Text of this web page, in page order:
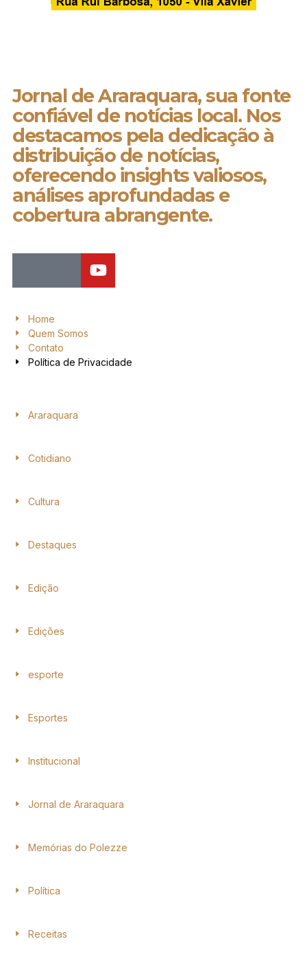
Jornal de Araraquara, sua fonte
confiável de notícias local. Nos
destacamos pela dedicação à
distribuição de notícias,
oferecendo insights valiosos,
análises aprofundadas e
cobertura abrangente.
Home
Quem Somos
Contato
Política de Privacidade
Araraquara
Cotidiano
Cultura
Destaques
Edição
Edições
esporte
Esportes
Institucional
Jornal de Araraquara
Memórias do Polezze
Política
Receitas